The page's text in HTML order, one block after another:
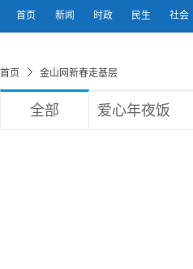
首页 新闻 时政 民生 社会
首页 金山网新春走基层
全部 爱心年夜饭